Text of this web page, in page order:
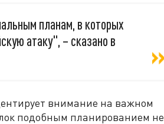
планам, в которых
атаку", – сказано в
внимание на важном
подобным планированием не